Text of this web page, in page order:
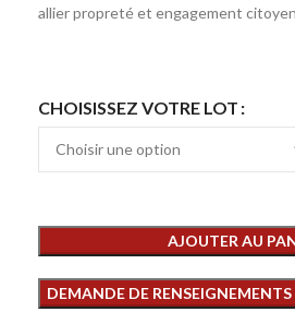
allier propreté et engagement
CHOISISSEZ VOTRE LOT
AJOUTER AU